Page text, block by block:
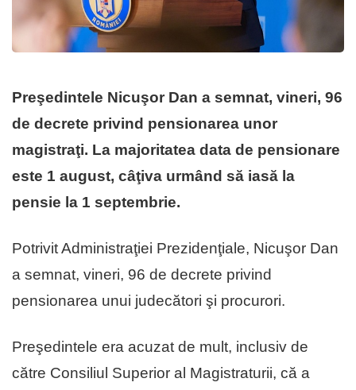
Preşedintele Nicuşor Dan a semnat, vineri, 96
de decrete privind pensionarea unor
magistraţi. La majoritatea data de pensionare
este 1 august, câţiva urmând să iasă la
pensie la 1 septembrie.
Potrivit Administraţiei Prezidenţiale, Nicuşor Dan
a semnat, vineri, 96 de decrete privind
pensionarea unui judecători şi procurori.
Preşedintele era acuzat de mult, inclusiv de
către Consiliul Superior al Magistraturii, că a